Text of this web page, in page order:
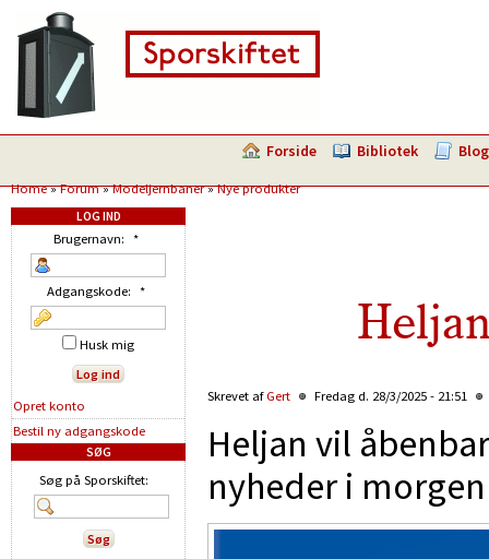
Forside Bibliotek Blog
Home»Forum»Modeljernbaner»Nye produkter
Skrevet af Gert Fredag d. 28/3/2025 - 21:51
Heljan vil
nyheder i
LOG IND
Brugernavn: *
Adgangskode: *
Husk mig
Opret konto
Bestil ny adgangskode
SØG
Søg på Sporskiftet: